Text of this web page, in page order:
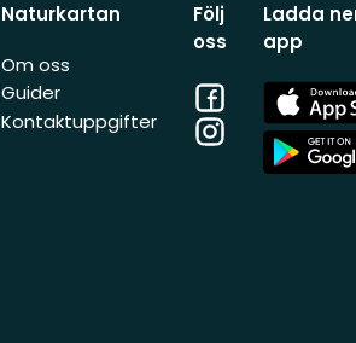
Naturkartan
Om oss
Guider
Kontaktuppgifter
Följ
oss
Facebook
Instagram
Ladda
app
App
Store
App
Store